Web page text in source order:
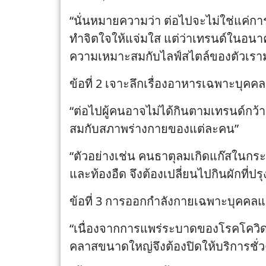
“นั่นหมายความว่า ต่อไปจะไม่ใช่แค่ก
ทำจิตใจให้แจ่มใส แต่ว่าเทรนด์ในอน
ความเหมาะสมกับไลฟ์สไตล์ของตัวเร
ข้อที่ 2 เจาะลึกเรื่องอาหารเฉพาะบุคคล
“ต่อไปผู้คนอาจไม่ได้กินตามเทรนด์ก
สมกับสภาพร่างกายของแต่ละคน”
“ตัวอย่างเช่น คนธาตุลมเกิดแก๊สในก
และท้องอืด จึงต้องเปลี่ยนไปกินผักที่ปรุ
ข้อที่ 3 การออกกำลังกายเฉพาะบุคคล
“เนื่องจากการแพร่ระบาดของโรคโค
คลาสขนาดใหญ่จึงต้องปิดให้บริการชั่ว